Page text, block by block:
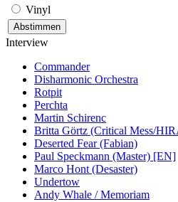
Vinyl
Interview
Commander
Disharmonic Orchestra
Rotpit
Perchta
Martin Schirenc
Britta Görtz (Critical Mess/
Deserted Fear (Fabian)
Paul Speckmann (Master) [EN]
Marco Hont (Desaster)
Undertow
Andy Whale / Memoriam